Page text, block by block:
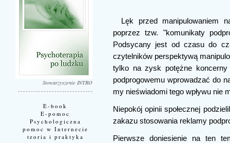
Stowarzyszenie INTRO
E-book
E-pomoc
Psychologiczna
pomoc w Internecie
teoria i praktyka
Lęk przed manipulowaniem
poprzez tzw. "komunikaty
Podsycany jest od czasu do
czytelników perspektywą
tylko na zysk potężne koncerny
podprogowemu wprowadzać do
my nieświadomi tego wpływu nie
Niepokój opinii społecznej
zakazu stosowania reklamy
Pierwsze doniesienie na ten